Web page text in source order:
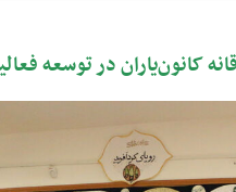
کانون‌یاران در توسعه